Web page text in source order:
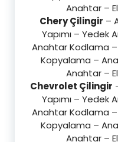
Anahtar –
Chery Çilingir –
Yapımı – Yedek
Anahtar Kodlama
Kopyalama –
Anahtar –
Chevrolet Çilingir
Yapımı – Yedek
Anahtar Kodlama
Kopyalama –
Anahtar –